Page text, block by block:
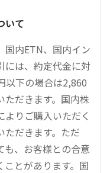
いて
国内ETN、国内イン
には、約定代金に対
以下の場合は2,860
ただきます。国内株
りご購入いただく
ただきます。ただ
も、お客様との合意
とがあります。国